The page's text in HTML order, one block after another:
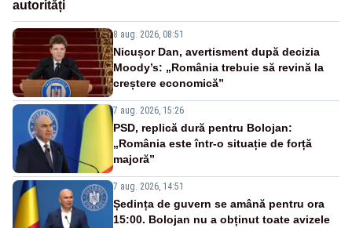
autorități
8 aug. 2026, 08:51
Nicușor Dan, avertisment după decizia
Moody’s: „România trebuie să revină la
creștere economică”
7 aug. 2026, 15:26
PSD, replică dură pentru Bolojan:
„România este într-o situație de forță
majoră”
7 aug. 2026, 14:51
Ședința de guvern se amână pentru ora
15:00. Bolojan nu a obținut toate avizele